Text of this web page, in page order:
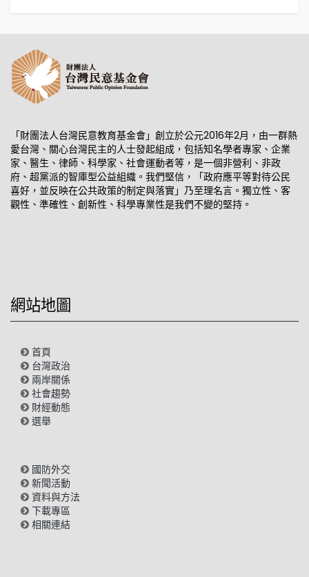
「財團法人台灣民意教育基金會」創立於公元2016年2月，由一群熱
愛台灣、關心台灣民主的人士發起組成，包括知名學者專家、企業
家、醫生、律師、科學家、社會運動者等，是一個非營利、非政
府、超黨派的智庫型公益組織。我們堅信，「政府應平等對待公民
喜好，並反映在公共政策的制定與落實」乃至理名言。獨立性、客
觀性、準確性、創新性、科學專業性是我們不變的堅持。
網站地圖
首頁
台灣政治
兩岸關係
社會趨勢
財經動態
選舉
國防外交
新聞活動
資料與方法
下載專區
相關連結